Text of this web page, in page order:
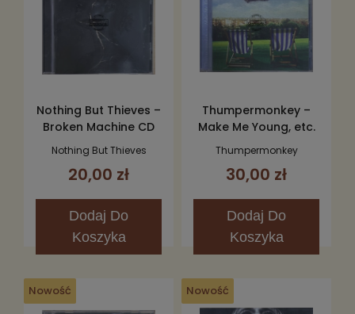
Nothing But Thieves –
Broken Machine CD
Nothing But Thieves
20,00 zł
Dodaj Do
Koszyka
Thumpermonkey –
Make Me Young, etc.
Thumpermonkey
30,00 zł
Dodaj Do
Koszyka
Nowość Nowość